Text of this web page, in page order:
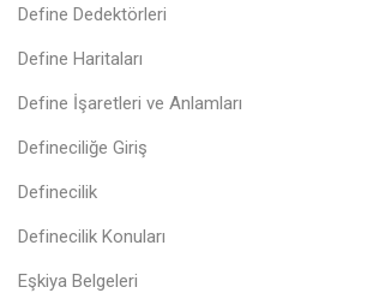
Define Dedektörleri
Define Haritaları
Define İşaretleri ve Anlamları
Defineciliğe Giriş
Definecilik
Definecilik Konuları
Eşkiya Belgeleri